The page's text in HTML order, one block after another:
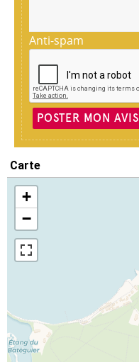
Anti-spam
POSTER MON AVIS
Carte
+
−